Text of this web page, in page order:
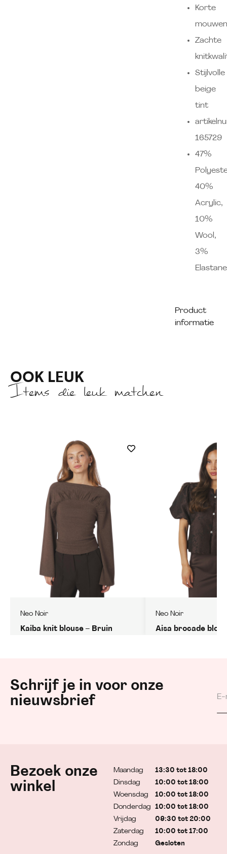
Product
informatie
Korte
Zachte
Stijlvolle
beige
tint
165729
47%
40%
Acrylic,
10%
Wool,
3%
Elastane
OOK LEUK
Items die leuk matchen
Neo Noir
Kaiba knit blouse – Bruin
Neo Noir
Aisa brocade
Schrijf je in voor onze
nieuwsbrief
Bezoek onze
winkel
Maandag
Dinsdag
Woensdag
Donderdag
Vrijdag
Zaterdag
Zondag
13:30 tot 18:00
10:00 tot 18:00
10:00 tot 18:00
10:00 tot 18:00
09:30 tot 20:00
10:00 tot 17:00
Gesloten